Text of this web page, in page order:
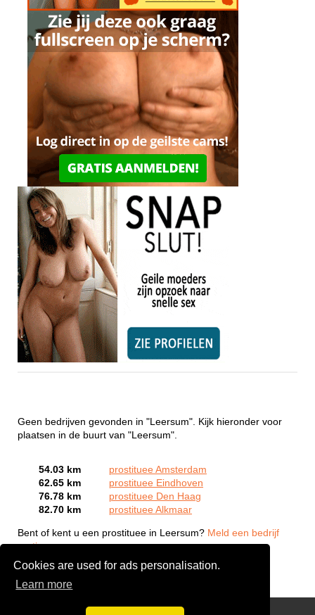
Cookies are used for ads personalisation.
Learn more
Geen bedrijven gevonden in "Leersum". Kijk hieronder voor
plaatsen in de buurt van "Leersum".
54.03 km
prostituee Amsterdam
62.65 km
prostituee Eindhoven
76.78 km
prostituee Den Haag
82.70 km
prostituee Alkmaar
Bent of kent u een prostituee in Leersum? Meld een bedrijf
gratis aan